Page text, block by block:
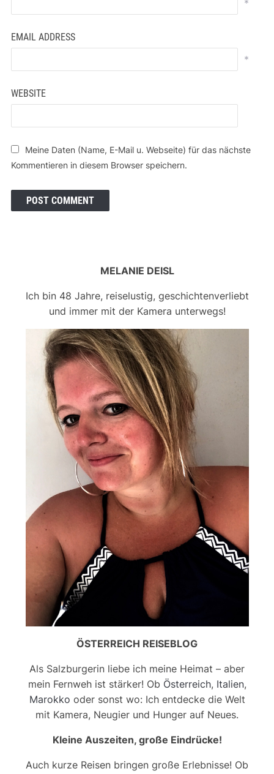
*
EMAIL ADDRESS
*
WEBSITE
Meine Daten (Name, E-Mail u. Webseite) für das nächste
Kommentieren in diesem Browser speichern.
MELANIE DEISL
Ich bin 48 Jahre, reiselustig, geschichtenverliebt
und immer mit der Kamera unterwegs!
ÖSTERREICH REISEBLOG
Als Salzburgerin liebe ich meine Heimat – aber
mein Fernweh ist stärker! Ob Österreich, Italien,
Marokko oder sonst wo: Ich entdecke die Welt
mit Kamera, Neugier und Hunger auf Neues.
Kleine Auszeiten, große Eindrücke!
Auch kurze Reisen bringen große Erlebnisse! Ob